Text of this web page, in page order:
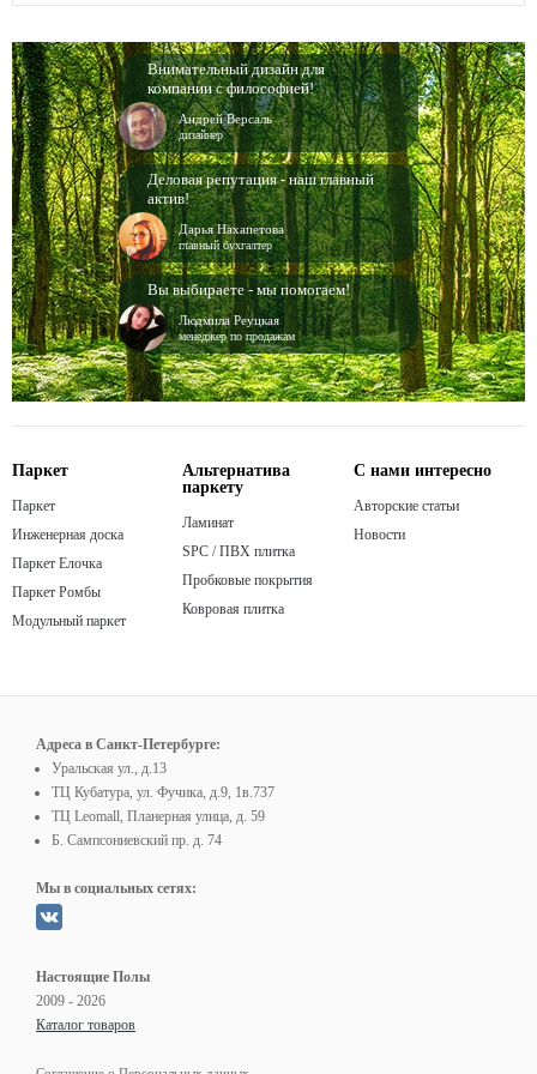
Внимательный дизайн для
компании с философией!
Андрей Версаль
дизайнер
Деловая репутация - наш главный
актив!
Дарья Нахапетова
главный бухгалтер
Вы выбираете - мы помогаем!
Людмила Реуцкая
менеджер по продажам
Паркет
Паркет
Инженерная доска
Паркет Елочка
Паркет Ромбы
Модульный паркет
Альтернатива
паркету
Ламинат
SPC / ПВХ плитка
Пробковые покрытия
Ковровая плитка
С нами интересно
Авторские статьи
Новости
Адреса в Санкт-Петербурге:
Уральская ул., д.13
ТЦ Кубатура, ул. Фучика, д.9, 1в.737
ТЦ Leomall, Планерная улица, д. 59
Б. Сампсониевский пр. д. 74
Мы в социальных сетях:
Настоящие Полы
2009 - 2026
Каталог товаров